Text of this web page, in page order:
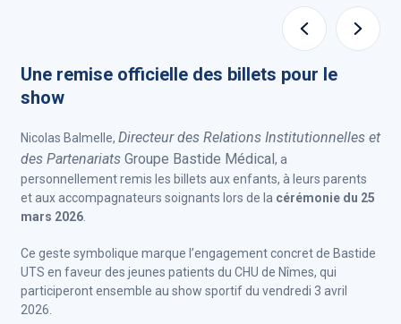
Une remise officielle des billets pour le
show
Nicolas Balmelle, Directeur des Relations Institutionnelles et
des Partenariats Groupe Bastide Médical , a
personnellement remis les billets aux enfants, à leurs parents
et aux accompagnateurs soignants lors de la cérémonie du 25
mars 2026.
Ce geste symbolique marque l’engagement concret de Bastide
UTS en faveur des jeunes patients du CHU de Nîmes, qui
participeront ensemble au show sportif du vendredi 3 avril
2026.